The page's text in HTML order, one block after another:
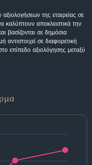
της εταιρείας σε
καλύπτουν αποκλειστικά την
βασίζονται σε δημόσια
σε διαφορετική
επίπεδο αξιολόγησης μεταξύ